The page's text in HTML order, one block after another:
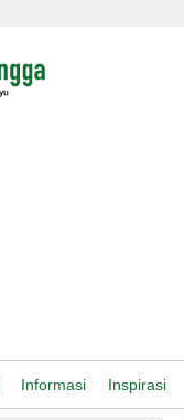
Informasi Inspirasi